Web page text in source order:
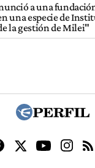
a una
una especie de
la gestión de Milei"